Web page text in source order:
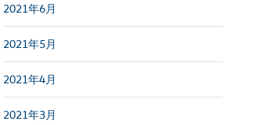
2021年6月
2021年5月
2021年4月
2021年3月